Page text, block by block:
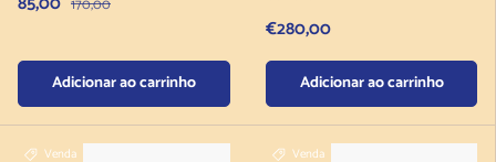
170,00
Adicionar ao carrinho
Preço normal
€280,00
Adicionar ao carrinho
Venda Venda